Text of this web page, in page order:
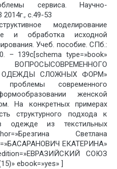
сервиса. Научно-
с.49-53
моделирование
и обработка исходной
Учеб. пособие. СПб.:
– 139с[schema type=»book»
ВОПРОСЫСОВРЕМЕННОГО
ОДЕЖДЫ СЛОЖНЫХ ФОРМ»
проблемы современного
женской
На конкретных примерах
структурного подхода к
одежде из текстильных
Светлана
ЕКАТЕРИНА»
edition=»ЕВРАЗИЙСКИЙ СОЮЗ
ebook=»yes» ]